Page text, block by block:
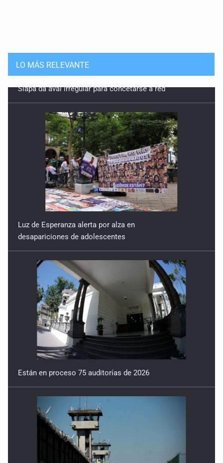
LO MÁS RELEVANTE
Luz de Esperanza alerta por alza en
desapariciones de adolescentes
Están en proceso 75 auditorías de 2026